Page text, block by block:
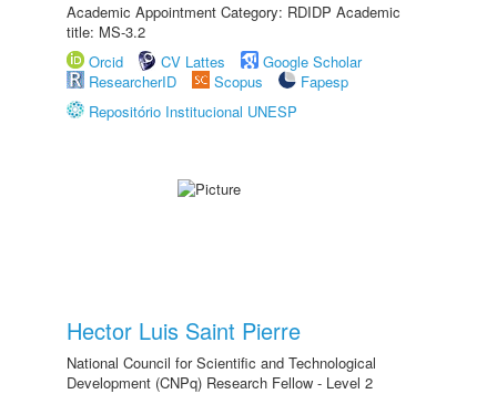
Academic Appointment Category: RDIDP Academic
title: MS-3.2
Orcid
CV Lattes
Google Scholar
ResearcherID
Scopus
Fapesp
Repositório Institucional UNESP
Hector Luis Saint Pierre
National Council for Scientific and Technological
Development (CNPq) Research Fellow - Level 2